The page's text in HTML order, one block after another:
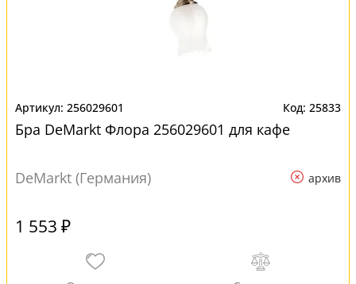
256029601 25833
Бра DeMarkt Флора 256029601 для кафе
DeMarkt (Германия) архив
1 553 ₽